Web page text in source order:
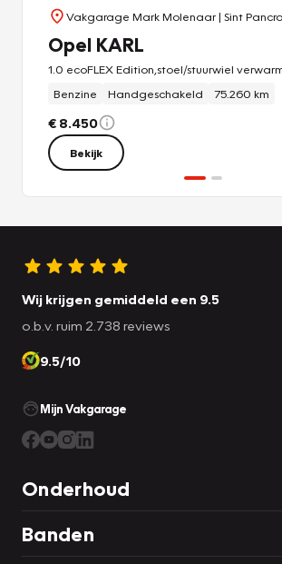
Vakgarage Mark Molenaar| Sint
Opel KARL
1.0 ecoFLEX Edition,stoel/stuurwiel
Benzine
Handgeschakeld 75.260 km
€ 8.450
Bekijk
Wij krijgen gemiddeld een 9.5
o.b.v. ruim 2.738 reviews
9.5/10
Mijn Vakgarage
Onderhoud
Banden